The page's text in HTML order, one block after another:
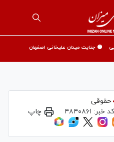
🟡 جنایت میدان علیخانی اصفهان
حقوقی
کد خبر: ۴۸۴۰۸۶۱ چاپ